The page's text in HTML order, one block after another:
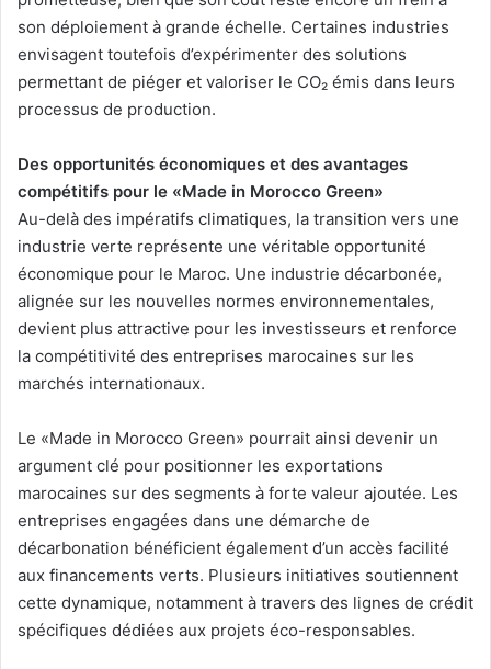
son déploiement à grande échelle. Certaines industries
envisagent toutefois d’expérimenter des solutions
permettant de piéger et valoriser le CO₂ émis dans leurs
processus de production.
Des opportunités économiques et des avantages
compétitifs pour le «Made in Morocco Green»
Au-delà des impératifs climatiques, la transition vers une
industrie verte représente une véritable opportunité
économique pour le Maroc. Une industrie décarbonée,
alignée sur les nouvelles normes environnementales,
devient plus attractive pour les investisseurs et renforce
la compétitivité des entreprises marocaines sur les
marchés internationaux.
Le «Made in Morocco Green» pourrait ainsi devenir un
argument clé pour positionner les exportations
marocaines sur des segments à forte valeur ajoutée. Les
entreprises engagées dans une démarche de
décarbonation bénéficient également d’un accès facilité
aux financements verts. Plusieurs initiatives soutiennent
cette dynamique, notamment à travers des lignes de crédit
spécifiques dédiées aux projets éco-responsables.